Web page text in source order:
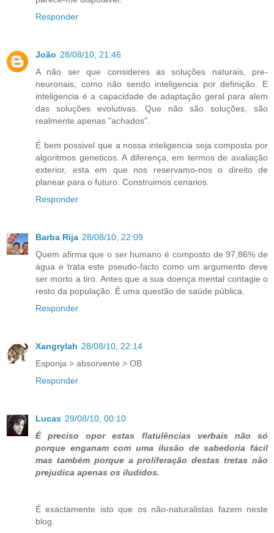
Responder
João 28/08/10, 21:46
A não ser que consideres as soluções naturais, pre-
neuronais, como não sendo inteligencia por definição. E
inteligencia é a capacidade de adaptação geral para alem
das soluções evolutivas. Que não são soluções, são
realmente apenas "achados".
É bem possivel que a nossa inteligencia seja composta por
algoritmos geneticos. A diferença, em termos de avaliação
exterior, esta em que nos reservamo-nos o direito de
planear para o futuro. Construimos cenarios.
Responder
Barba Rija 28/08/10, 22:09
Quem afirma que o ser humano é composto de 97,86% de
água e trata este pseudo-facto como um argumento deve
ser morto a tiro. Antes que a sua doença mental contagie o
resto da população. É uma questão de saúde pública.
Responder
Xangrylah 28/08/10, 22:14
Esponja > absorvente > OB
Responder
Lucas 29/08/10, 00:10
É preciso opor estas flatulências verbais não só
porque enganam com uma ilusão de sabedoria fácil
mas também porque a proliferação destas tretas não
prejudica apenas os iludidos.
É exactamente isto que os não-naturalistas fazem neste
blog.